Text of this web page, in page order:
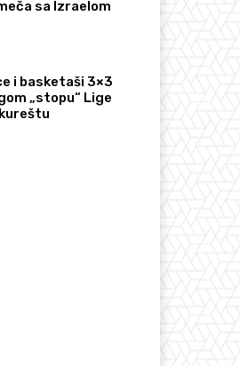
sa Izraelom
i basketaši 3×3
„stopu“ Lige